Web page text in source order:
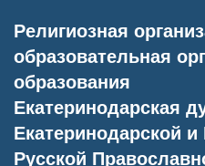
Религиозная
образовательная
образования
Екатеринодарская
Екатеринодарской
Русской